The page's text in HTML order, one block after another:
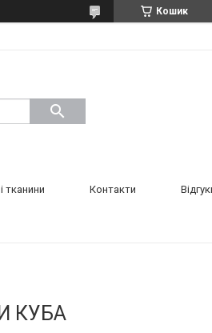
Кошик
тканини Контакти
КУБА